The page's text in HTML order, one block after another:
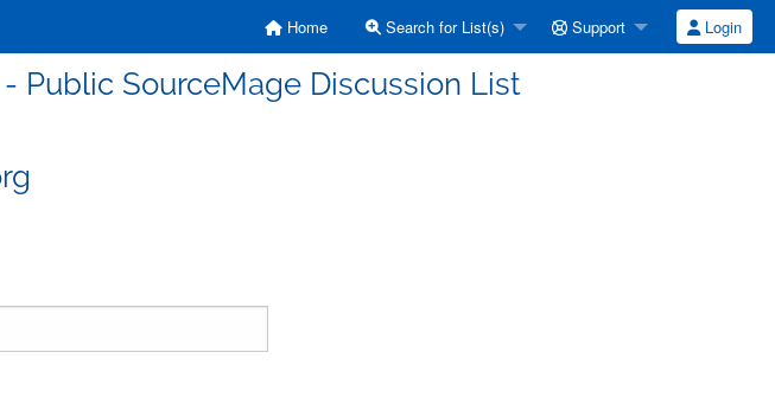
Home Search for List(s) Support Login
Public SourceMage Discussion List